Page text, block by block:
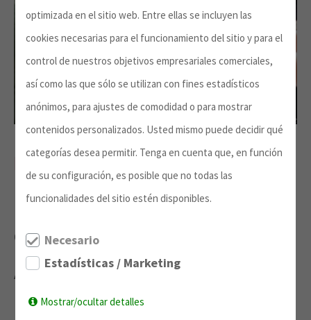
Matrícula
Cuota de inscripción: 800 €
Año académico (2 semestres): 4.600 €
Pago por semestre: 2.300 € + 2.300 €
optimizada en el sitio web. Entre ellas se incluyen las
cookies necesarias para el funcionamiento del sitio y para el
control de nuestros objetivos empresariales comerciales,
así como las que sólo se utilizan con fines estadísticos
anónimos, para ajustes de comodidad o para mostrar
contenidos personalizados. Usted mismo puede decidir qué
categorías desea permitir. Tenga en cuenta que, en función
de su configuración, es posible que no todas las
funcionalidades del sitio estén disponibles.
Necesario
Estadísticas / Marketing
Mostrar/ocultar detalles